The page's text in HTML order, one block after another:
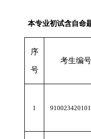
本专业初试含自命
序
号
考生编号
1